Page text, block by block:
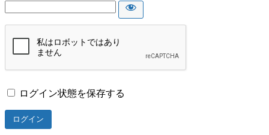
ログイン状態を保存する